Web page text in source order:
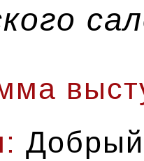
Добрый